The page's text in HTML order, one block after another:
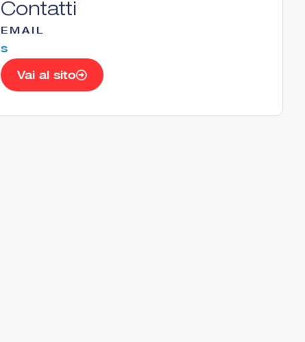
Contatti
EMAIL
s
Vai al sito